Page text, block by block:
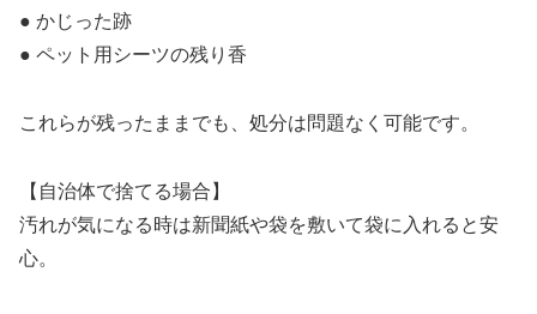
● かじった跡
● ペット用シーツの残り香
これらが残ったままでも、処分は問題なく可能です。
【自治体で捨てる場合】
汚れが気になる時は新聞紙や袋を敷いて袋に入れると安
心。